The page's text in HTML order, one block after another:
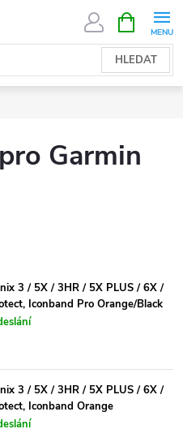
HLEDAT
NÁKUPNÍ
KOŠÍK
Garmin
3 / 5X / 3HR / 5X PLUS / 6X /
Iconband Pro Orange/Black
3 / 5X / 3HR / 5X PLUS / 6X /
Iconband Orange